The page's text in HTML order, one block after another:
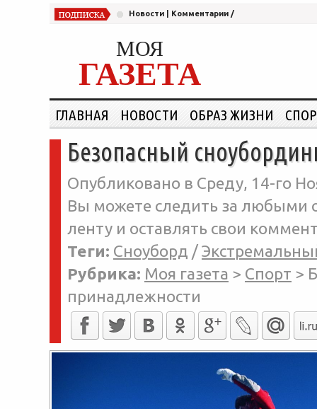
Новости Комментарии /
МОЯ
ГАЗЕТА
ГЛАВНАЯ НОВОСТИ ОБРАЗ ЖИЗНИ
Безопасный
Опубликовано в Среду, 14-го
Вы можете следить за любыми
ленту и оставлять свои
Теги: Сноуборд /
Рубрика: Моя газета > Спорт >
принадлежности